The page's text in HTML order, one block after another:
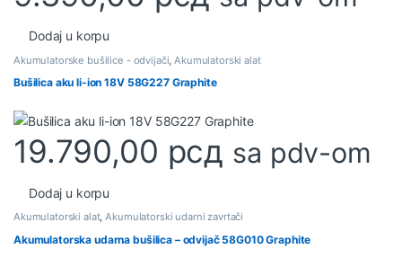
Dodaj u korpu
Akumulatorske bušilice - odvijači,Akumulatorski alat
Bušilica aku li-ion 18V 58G227 Graphite
19.790,00 рсд sa pdv-om
Dodaj u korpu
Akumulatorski alat,Akumulatorski udarni zavrtači
Akumulatorska udarna bušilica – odvijač 58G010 Graphite